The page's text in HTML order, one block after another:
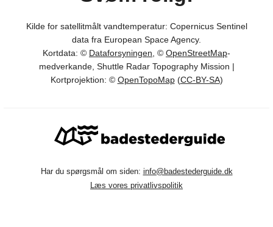
Kilde for satellitmålt vandtemperatur: Copernicus Sentinel
data fra European Space Agency.
Kortdata: © Dataforsyningen , © OpenStreetMap-
medverkande, Shuttle Radar Topography Mission |
Kortprojektion: © OpenTopoMap(CC-BY-SA)
Har du spørgsmål om siden: info@badestederguide.dk
Læs vores privatlivspolitik